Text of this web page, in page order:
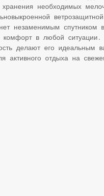
необходимых
незаменимым спутником
комфорт в любой ситуации.
делают его идеальным
активного отдыха на